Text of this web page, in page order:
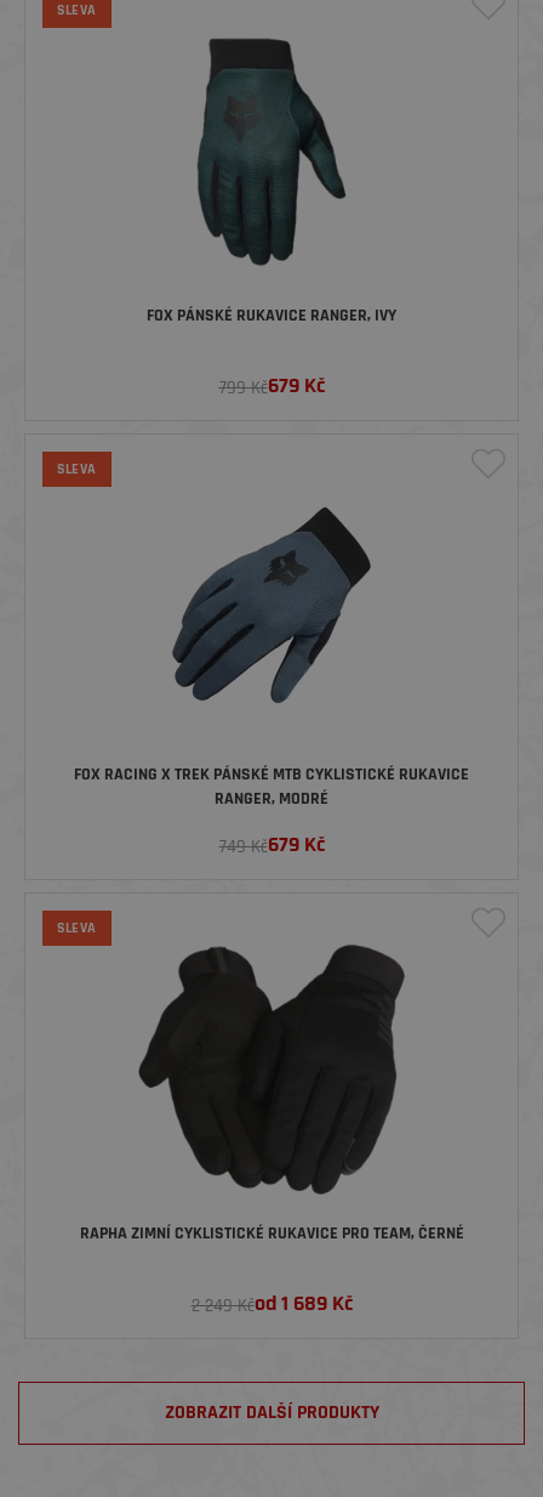
SLEVA
FOX PÁNSKÉ RUKAVICE RANGER, IVY
799 Kč679Kč
SLEVA
FOX RACING X TREK PÁNSKÉ MTB CYKLISTICKÉ RUKAVICE
RANGER, MODRÉ
749 Kč679Kč
SLEVA
RAPHA ZIMNÍ CYKLISTICKÉ RUKAVICE PRO TEAM, ČERNÉ
2 249 Kčod1 689Kč
ZOBRAZIT DALŠÍ PRODUKTY